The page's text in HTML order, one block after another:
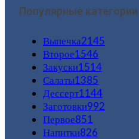
Популярные категории
Выпечка2145
Второе1546
Закуски1514
Салаты1385
Дессерт1144
Заготовки992
Первое851
Напитки826